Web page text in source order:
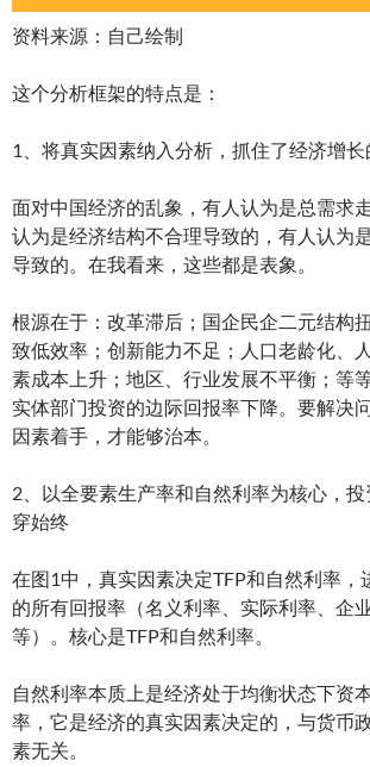
资料来源：自己绘制
这个分析框架的特点是：
1、将真实因素纳入分析，抓住了经济增长
面对中国经济的乱象，有人认为是总需求
认为是经济结构不合理导致的，有人认为
导致的。在我看来，这些都是表象。
根源在于：改革滞后；国企民企二元结构
致低效率；创新能力不足；人口老龄化、
素成本上升；地区、行业发展不平衡；等
实体部门投资的边际回报率下降。要解决
因素着手，才能够治本。
2、以全要素生产率和自然利率为核心，
穿始终
在图1中，真实因素决定TFP和自然利率，
的所有回报率（名义利率、实际利率、企
等）。核心是TFP和自然利率。
自然利率本质上是经济处于均衡状态下资
率，它是经济的真实因素决定的，与货币
素无关。